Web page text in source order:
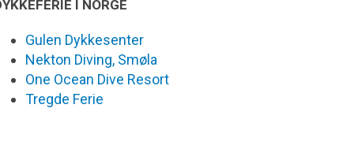
I NORGE
Gulen Dykkesenter
Nekton Diving, Smøla
One Ocean Dive Resort
Tregde Ferie